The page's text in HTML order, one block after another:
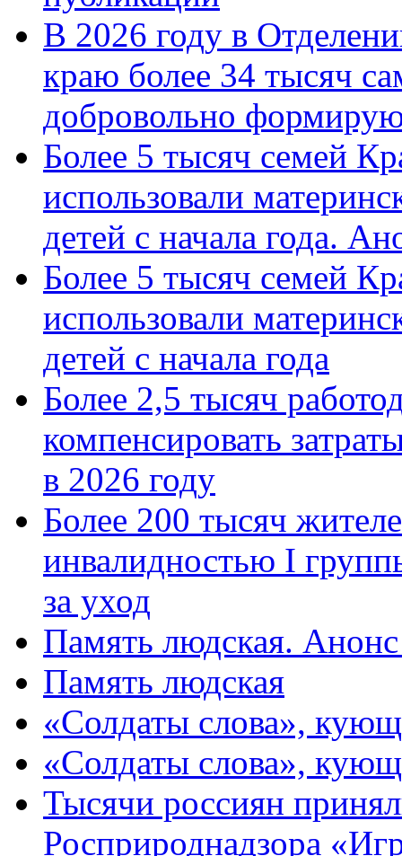
В 2026 году в
краю более 34 тысяч
добровольно
Более 5 тысяч семей
использовали
детей с начала года.
Более 5 тысяч семей
использовали
детей с начала года
Более 2,5 тысяч
компенсировать
в 2026 году
Более 200 тысяч
инвалидностью I
за уход
Память людская.
Память людская
«Солдаты слова»,
«Солдаты слова»,
Тысячи россиян
Росприроднадзора